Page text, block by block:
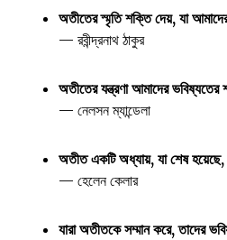
অতীতের স্মৃতি শক্তি দেয়, যা
— রবীন্দ্রনাথ ঠাকুর
অতীতের যন্ত্রণা আমাদের ভবিষ্যতের
— নেলসন ম্যান্ডেলা
অতীত একটি অধ্যায়, যা শেষ হয়েছে,
— হেলেন কেলার
যারা অতীতকে সম্মান করে, তাদের